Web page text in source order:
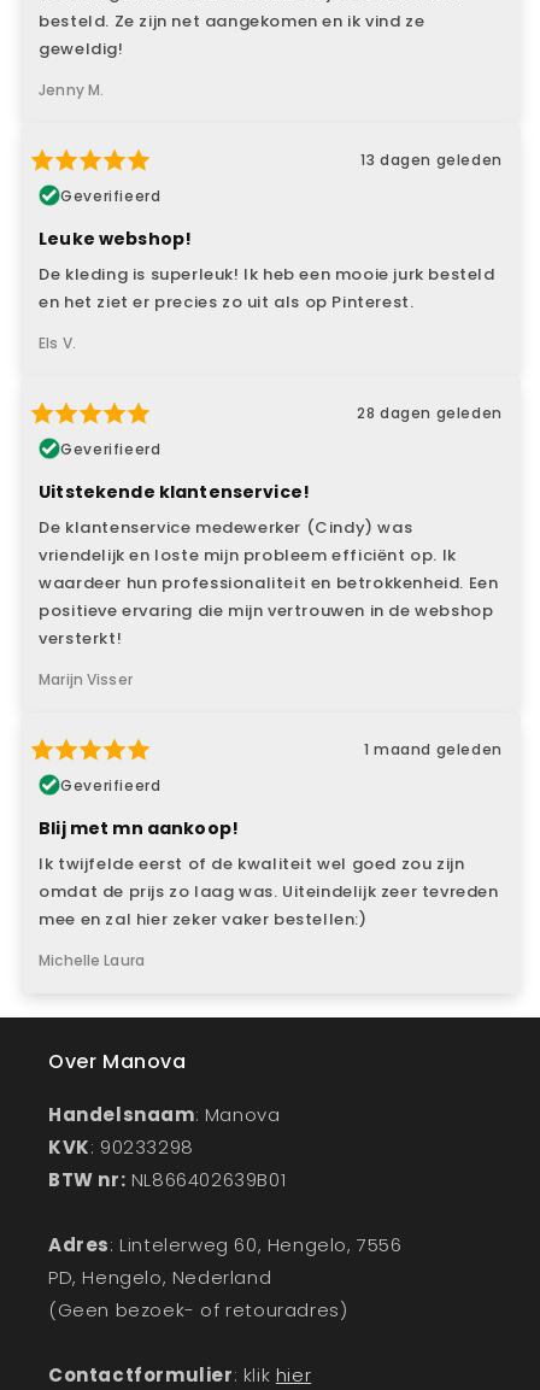
besteld. Ze zijn net aangekomen en ik vind ze
geweldig!
Jenny M.
13 dagen geleden
Geverifieerd
Leuke webshop!
De kleding is superleuk! Ik heb een mooie jurk besteld
en het ziet er precies zo uit als op Pinterest.
Els V.
28 dagen geleden
Geverifieerd
Uitstekende klantenservice!
De klantenservice medewerker (Cindy) was
vriendelijk en loste mijn probleem efficiënt op. Ik
waardeer hun professionaliteit en betrokkenheid. Een
positieve ervaring die mijn vertrouwen in de webshop
versterkt!
Marijn Visser
1 maand geleden
Geverifieerd
Blij met mn aankoop!
Ik twijfelde eerst of de kwaliteit wel goed zou zijn
omdat de prijs zo laag was. Uiteindelijk zeer tevreden
mee en zal hier zeker vaker bestellen:)
Michelle Laura
Over Manova
Handelsnaam: Manova
KVK: 90233298
BTW nr: NL866402639B01
Adres: Lintelerweg 60, Hengelo, 7556
PD, Hengelo, Nederland
(Geen bezoek- of retouradres)
Contactformulier: klik hier